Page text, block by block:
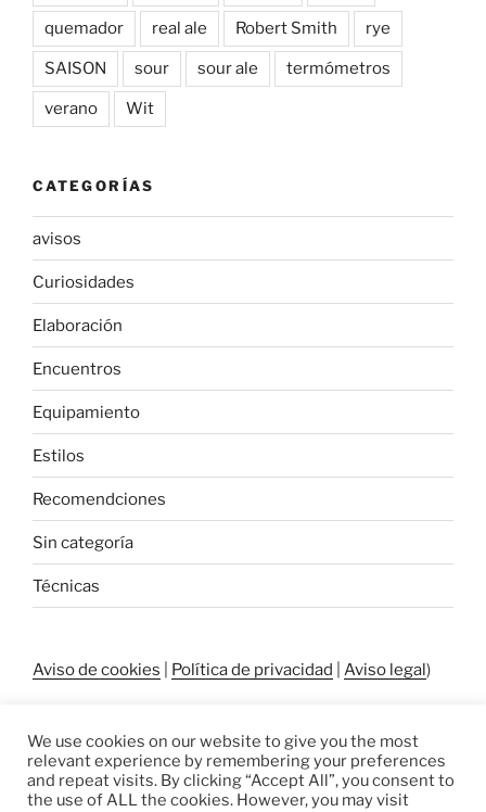
quemador real ale Robert Smith rye
SAISON sour sour ale termómetros
verano Wit
CATEGORÍAS
avisos
Curiosidades
Elaboración
Encuentros
Equipamiento
Estilos
Recomendciones
Sin categoría
Técnicas
Aviso de cookies Política de privacidad Aviso legal)
We use cookies on our website to give you the most
relevant experience by remembering your preferences
and repeat visits. By clicking “Accept All”, you consent to
the use of ALL the cookies. However, you may visit